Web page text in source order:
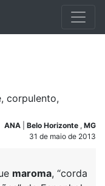
corpulento,
ANA Belo Horizonte , MG
31 de maio de 2013
maroma, “corda